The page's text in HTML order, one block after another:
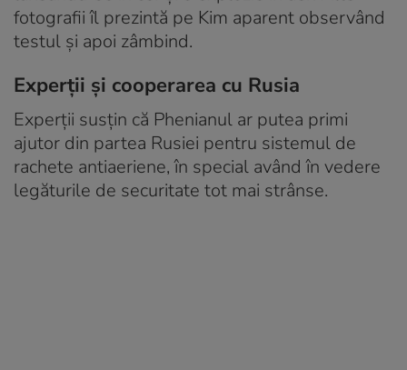
fotografii îl prezintă pe Kim aparent observând
testul și apoi zâmbind.
Experții și cooperarea cu Rusia
Experții susțin că Phenianul ar putea primi
ajutor din partea Rusiei pentru sistemul de
rachete antiaeriene, în special având în vedere
legăturile de securitate tot mai strânse.